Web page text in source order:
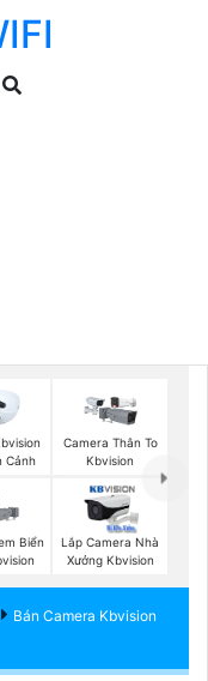
Cảnh
Camera Thân To
Kbvision
Biển
Lắp Camera Nhà
Xưởng Kbvision
Bán Camera Kbvision